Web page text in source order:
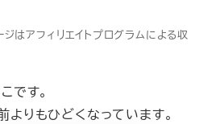
はアフィリエイトプログラムによる収
です。
りもひどくなっています。